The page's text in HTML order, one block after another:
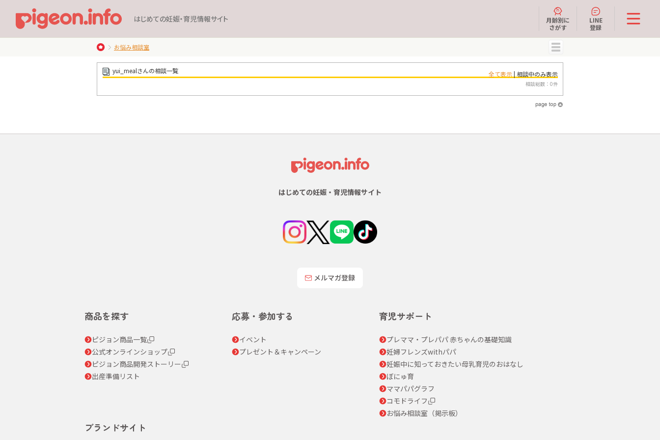
はじめての妊娠・育児情報サイト
月齢別に
さがす
LINE
登録
MENU
お悩み相談室
yui_mealさんの相談一覧 全て表示| 相談中のみ表示
相談総数：0件
はじめての妊娠・育児情報サイト
メルマガ登録
商品を探す
ピジョン商品一覧
公式オンラインショップ
ピジョン商品開発ストーリー
出産準備リスト
応募・参加する
イベント
プレゼント＆キャンペーン
育児サポート
プレママ・プレパパ 赤ちゃんの基礎知識
妊婦フレンズwithパパ
妊娠中に知っておきたい母乳育児のおはなし
ぼにゅ育
ママパパグラフ
コモドライフ
お悩み相談室（掲示板）
ブランドサイト